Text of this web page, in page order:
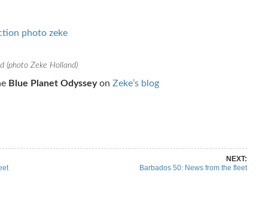
(photo Zeke Holland)
Blue Planet Odysseyon Zeke’s blog
NEXT:
Barbados 50: News from the fleet